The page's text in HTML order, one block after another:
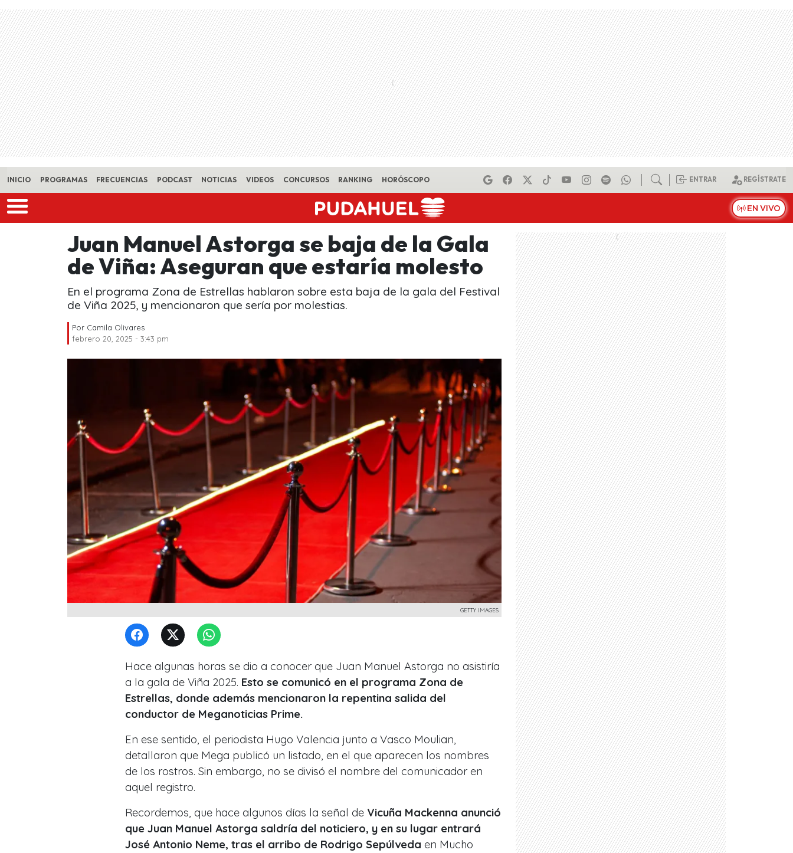
Skip to main content
INICIO PROGRAMAS FRECUENCIAS PODCAST NOTICIAS VIDEOS CONCURSOS RANKING HORÓSCOPO ENTRAR REGÍSTRATE
EN VIVO
Juan Manuel Astorga se baja de la Gala
de Viña: Aseguran que estaría molesto
En el programa Zona de Estrellas hablaron sobre esta baja de la gala del Festival
de Viña 2025, y mencionaron que sería por molestias.
Por Camila Olivares
febrero 20, 2025 - 3:43 pm
GETTY IMAGES
Hace algunas horas se dio a conocer que Juan Manuel Astorga no asistiría
a la gala de Viña 2025. Esto se comunicó en el programa Zona de
Estrellas, donde además mencionaron la repentina salida del
conductor de Meganoticias Prime.
En ese sentido, el periodista Hugo Valencia junto a Vasco Moulian,
detallaron que Mega publicó un listado, en el que aparecen los nombres
de los rostros. Sin embargo, no se divisó el nombre del comunicador en
aquel registro.
Recordemos, que hace algunos días la señal de Vicuña Mackenna anunció
que Juan Manuel Astorga saldría del noticiero, y en su lugar entrará
José Antonio Neme, tras el arribo de Rodrigo Sepúlveda en Mucho